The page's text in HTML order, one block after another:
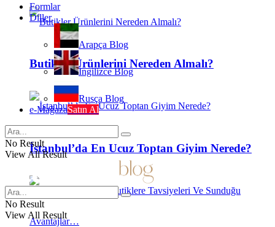
Butikler Ürünlerini Nereden Almalı?
İstanbul’da En Ucuz Toptan Giyim Nerede?
Formlar
Diller
Arapça Blog
İngilizce Blog
Rusça Blog
e-MağazaSatın Al
No Result
View All Result
No Result
View All Result